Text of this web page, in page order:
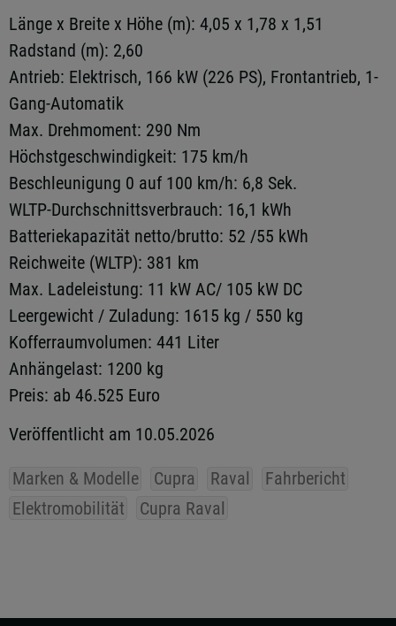
Länge x Breite x Höhe (m): 4,05 x 1,78 x 1,51
Radstand (m): 2,60
Antrieb: Elektrisch, 166 kW (226 PS), Frontantrieb, 1-
Gang-Automatik
Max. Drehmoment: 290 Nm
Höchstgeschwindigkeit: 175 km/h
Beschleunigung 0 auf 100 km/h: 6,8 Sek.
WLTP-Durchschnittsverbrauch: 16,1 kWh
Batteriekapazität netto/brutto: 52 /55 kWh
Reichweite (WLTP): 381 km
Max. Ladeleistung: 11 kW AC/ 105 kW DC
Leergewicht / Zuladung: 1615 kg / 550 kg
Kofferraumvolumen: 441 Liter
Anhängelast: 1200 kg
Preis: ab 46.525 Euro
Veröffentlicht am 10.05.2026
Marken & Modelle Cupra Raval
Fahrbericht
Elektromobilität
Cupra Raval